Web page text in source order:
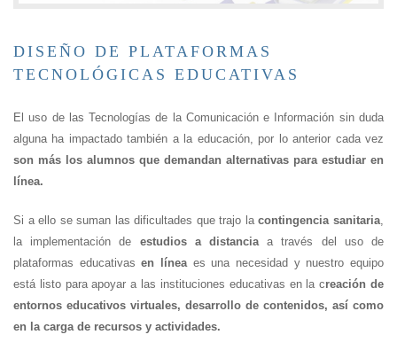
DISEÑO DE PLATAFORMAS
TECNOLÓGICAS EDUCATIVAS
El uso de las Tecnologías de la Comunicación e Información sin duda
alguna ha impactado también a la educación, por lo anterior cada vez
son más los alumnos que demandan alternativas para estudiar en
línea.
Si a ello se suman las dificultades que trajo lacontingencia sanitaria
la implementación de estudios a distancia a través del uso de
plataformas educativasen línea es una necesidad y nuestro equipo
está listo para apoyar a las instituciones educativas en la creación de
entornos educativos virtuales, desarrollo de contenidos, así como
en la carga de recursos y actividades.